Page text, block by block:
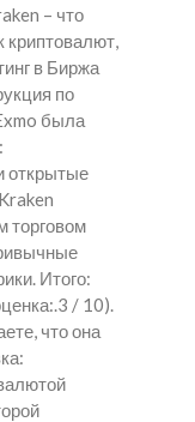
– что
криптовалют,
в Биржа
по
была
открытые
торговом
Итого:
/ 10).
что она